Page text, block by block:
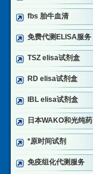
fbs 胎牛血清
免费代测ELISA服务
TSZ elisa试剂盒
RD elisa试剂盒
IBL elisa试剂盒
日本WAKO和光纯药
*原时间试剂
免疫组化代测服务